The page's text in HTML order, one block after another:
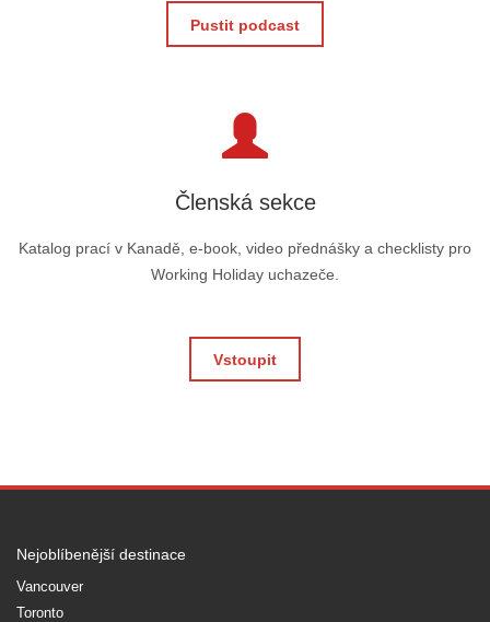
Pustit podcast
Členská sekce
Katalog prací v Kanadě, e-book, video přednášky a checklisty pro
Working Holiday uchazeče.
Vstoupit
Nejoblíbenější destinace
Vancouver
Toronto